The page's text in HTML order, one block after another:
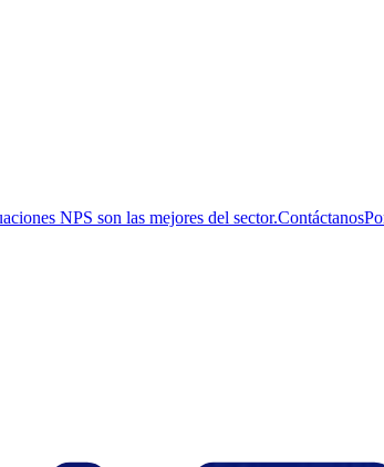
NPS son las mejores del sector.Contáctanos